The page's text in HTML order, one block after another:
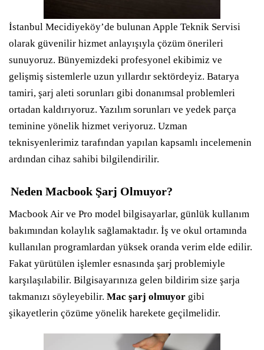
İstanbul Mecidiyeköy’de bulunan Apple Teknik Servisi
olarak güvenilir hizmet anlayışıyla çözüm önerileri
sunuyoruz. Bünyemizdeki profesyonel ekibimiz ve
gelişmiş sistemlerle uzun yıllardır sektördeyiz. Batarya
tamiri, şarj aleti sorunları gibi donanımsal problemleri
ortadan kaldırıyoruz. Yazılım sorunları ve yedek parça
teminine yönelik hizmet veriyoruz. Uzman
teknisyenlerimiz tarafından yapılan kapsamlı incelemenin
ardından cihaz sahibi bilgilendirilir.
Neden Macbook Şarj Olmuyor?
Macbook Air ve Pro model bilgisayarlar, günlük kullanım
bakımından kolaylık sağlamaktadır. İş ve okul ortamında
kullanılan programlardan yüksek oranda verim elde edilir.
Fakat yürütülen işlemler esnasında şarj problemiyle
karşılaşılabilir. Bilgisayarınıza gelen bildirim size şarja
takmanızı söyleyebilir. Mac şarj olmuyor gibi
şikayetlerin çözüme yönelik harekete geçilmelidir.